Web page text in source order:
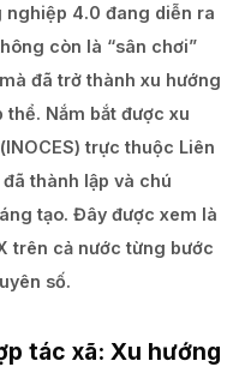
nghiệp 4.0 đang diễn ra
còn là “sân chơi”
đã trở thành xu hướng
Nắm bắt được xu
trực thuộc Liên
thành lập và chú
tạo. Đây được xem là
trên cả nước từng bước
số.
tác xã: Xu hướng